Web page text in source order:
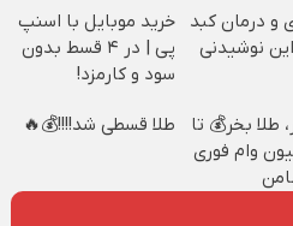
و درمان کبد
نوشیدنی
خرید موبایل با اسنپ
پی | در ۴ قسط بدون
سود و کارمزد!
طلا بخر💰 تا
وام فوری
طلا قسطی شد!!!!💰🔥